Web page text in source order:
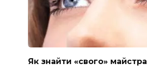
Як знайти «свого»